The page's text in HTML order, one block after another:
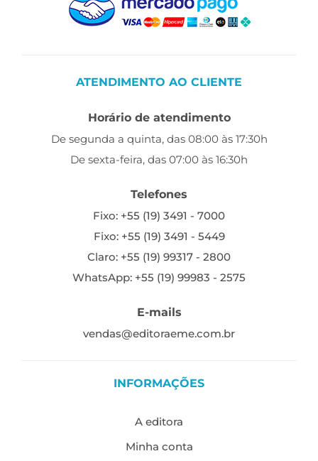
ATENDIMENTO AO CLIENTE
Horário de atendimento
De segunda a quinta, das 08:00 às 17:30h
De sexta-feira, das 07:00 às 16:30h
Telefones
Fixo: +55 (19) 3491 - 7000
Fixo: +55 (19) 3491 - 5449
Claro: +55 (19) 99317 - 2800
WhatsApp: +55 (19) 99983 - 2575
E-mails
vendas@editoraeme.com.br
INFORMAÇÕES
A editora
Minha conta